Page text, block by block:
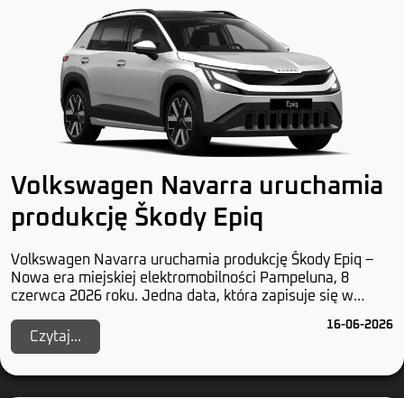
Volkswagen Navarra uruchamia
produkcję Škody Epiq
Volkswagen Navarra uruchamia produkcję Škody Epiq –
Nowa era miejskiej elektromobilności Pampeluna, 8
czerwca 2026 roku. Jedna data, która zapisuje się w
Czytaj...
16-06-2026